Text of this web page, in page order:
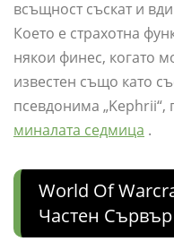
всъщност съскат и
Което е страхотна
някои финес, когато
известен също като
псевдонима „Kephrii“,
миналата седмица .
World Of
Частен Сървър